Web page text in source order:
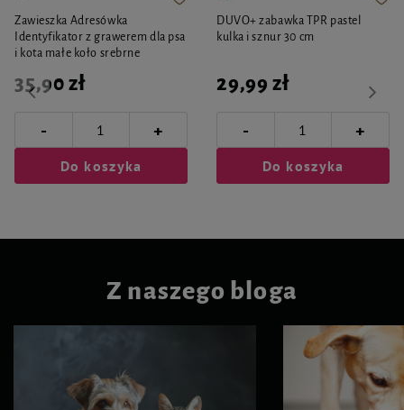
Zawieszka Adresówka
Identyfikator z grawerem dla psa
i kota małe koło srebrne
35,90 zł
- +
Do koszyka
DUVO+ zabawka TPR pastel
kulka i sznur 30 cm
29,99 zł
- +
Do koszyka
Z naszego bloga